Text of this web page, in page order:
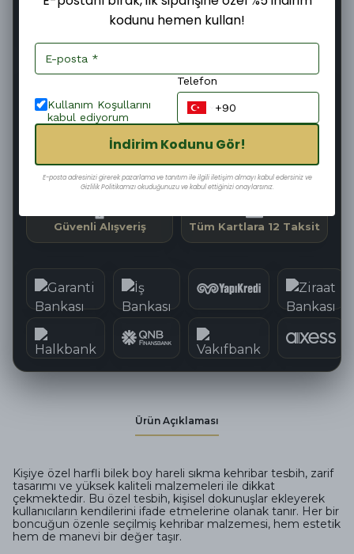
Şimdi
Sipariş ver
Bugün
08–10 Ağustos
Kargoya Teslim Edilmesine 03:08
Hızlı Kargo Kolay İade
Güvenli Alışveriş Tüm Kartlara 12 Taksit
Ürün Açıklaması
Kişiye özel harfli bilek boy hareli sıkma kehribar tesbih, zarif
tasarımı ve yüksek kaliteli malzemeleri ile dikkat
çekmektedir. Bu özel tesbih, kişisel dokunuşlar ekleyerek
kullanıcıların kendilerini ifade etmelerine olanak tanır. Her bir
boncuğun özenle seçilmiş kehribar malzemesi, hem estetik
hem de manevi bir değer taşır.
kodunu hemen kullan!
Kullanım Koşullarını
kabul ediyorum
Telefon
İndirim Kodunu Gör!
E-posta adresinizi girerek pazarlama ve tanıtım ile ilgili iletişim almayı kabul edersiniz ve
Gizlilik Politikamızı okuduğunuzu ve kabul ettiğinizi onaylarsınız.